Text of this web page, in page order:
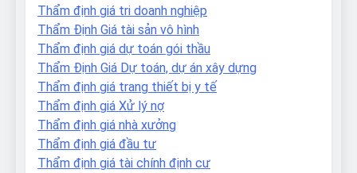
Thẩm định giá tri doanh nghiệp
Thẩm Định Giá tài sản vô hình
Thẩm định giá dự toán gói thầu
Thẩm Định Giá Dự toán, dự án xây dựng
Thẩm định giá trang thiết bị y tế
Thẩm định giá Xử lý nợ
Thẩm định giá nhà xưởng
Thẩm định giá đầu tư
Thẩm định giá tài chính định cư